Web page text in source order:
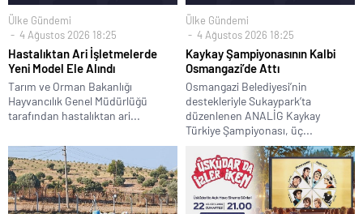
Ülke Gündemi
4 Ağustos 2026 18:25
Hastalıktan Ari İşletmelerde
Yeni Model Ele Alındı
Tarım ve Orman Bakanlığı
Hayvancılık Genel Müdürlüğü
tarafından hastalıktan ari...
Ülke Gündemi
4 Ağustos 2026 18:25
Kaykay Şampiyonasının Kalbi
Osmangazi’de Attı
Osmangazi Belediyesi’nin
destekleriyle Sukaypark’ta
düzenlenen ANALİG Kaykay
Türkiye Şampiyonası, üç...